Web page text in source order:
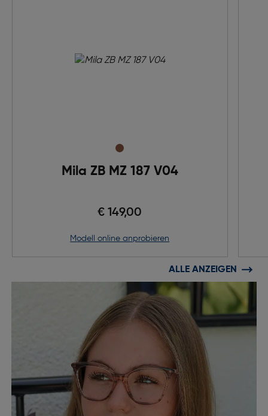
Mila ZB MZ 187 V04
€ 149,00
Modell online anprobieren
ALLE ANZEIGEN